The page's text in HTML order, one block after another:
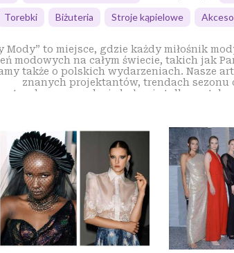
Torebki
Biżuteria Stroje kąpielowe
publikujemy relacje z najważniejszych
modowych na całym świecie, takich jak
także o polskich wydarzeniach. Nasze
znanych projektantów, trendach
o to, aby nasze relacje były nie tylko
którzy uchwytują najciekawsze momenty
które